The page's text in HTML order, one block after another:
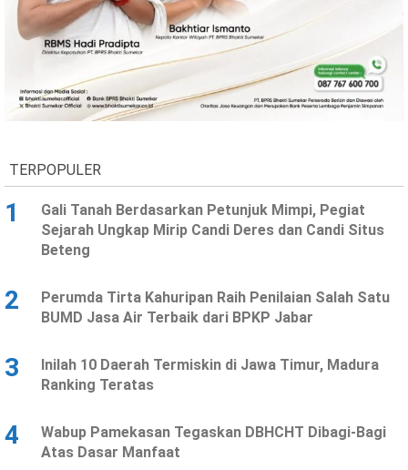
Wisata
Olahraga
Indeks Birokrasi
Copyright
2026
News
Right
Reserve
TERPOPULER
1
Gali Tanah Berdasarkan Petunjuk Mimpi, Pegiat
Sejarah Ungkap Mirip Candi Deres dan Candi Situs
Beteng
2
Perumda Tirta Kahuripan Raih Penilaian Salah Satu
BUMD Jasa Air Terbaik dari BPKP Jabar
3
Inilah 10 Daerah Termiskin di Jawa Timur, Madura
Ranking Teratas
4
Wabup Pamekasan Tegaskan DBHCHT Dibagi-Bagi
Atas Dasar Manfaat